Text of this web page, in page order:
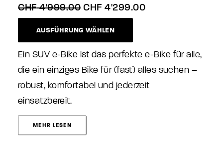
CHF4'999.00 Ursprünglicher
Preis
war:
CHF 4'999.00
CHF 4'299.00Aktueller
AUSFÜHRUNG WÄHLEN
weist
mehrere
Varianten
auf.
Die
Ein SUV e-Bike ist das perfekte e-Bike für alle,
die ein einziges Bike für (fast) alles suchen –
robust, komfortabel und jederzeit
einsatzbereit.
MEHR LESEN